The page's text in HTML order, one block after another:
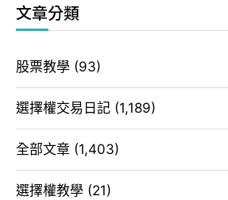
文章分類
股票教學 (93)
選擇權交易日記 (1,189)
全部文章 (1,403)
選擇權教學 (21)